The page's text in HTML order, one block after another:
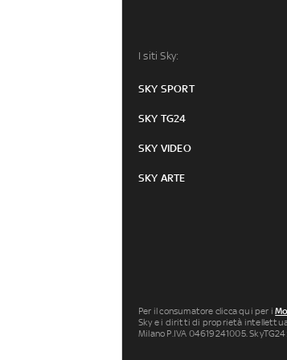
I siti Sky:
SKY SPORT
SKY TG24
SKY VIDEO
SKY ARTE
Per il consumatore clicca qui per i
Sky e i diritti di proprietà
Milano P.IVA 04619241005.